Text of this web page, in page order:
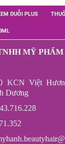
DUỖI PLUS
MỸ
KCN Việt
Dương